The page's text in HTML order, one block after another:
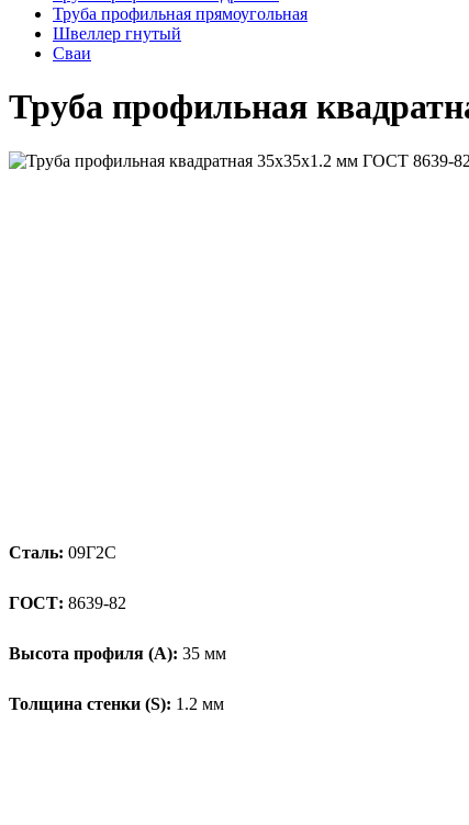
Труба профильная прямоугольная
Швеллер гнутый
Сваи
Труба профильная
Сталь: 09Г2С
ГОСТ: 8639-82
Высота профиля (А): 35 мм
Толщина стенки (S): 1.2 мм